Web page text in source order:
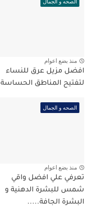
الصحه و الجمال
منذ بضع اعوام
افضل مزيل عرق للنساء
لتفتيح المناطق الحساسة
الصحه و الجمال
منذ بضع اعوام
تعرفي علي افضل واقي
شمس للبشرة الدهنية و
البشرة الجافة.....